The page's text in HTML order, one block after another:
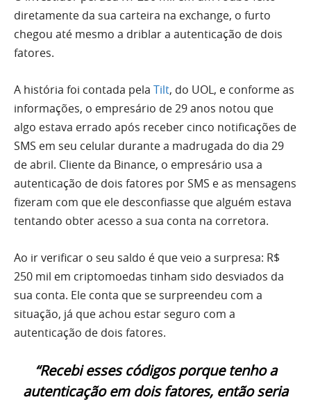
diretamente da sua carteira na exchange, o furto
chegou até mesmo a driblar a autenticação de dois
fatores.
A história foi contada pela Tilt, do UOL, e conforme as
informações, o empresário de 29 anos notou que
algo estava errado após receber cinco notificações de
SMS em seu celular durante a madrugada do dia 29
de abril. Cliente da Binance, o empresário usa a
autenticação de dois fatores por SMS e as mensagens
fizeram com que ele desconfiasse que alguém estava
tentando obter acesso a sua conta na corretora.
Ao ir verificar o seu saldo é que veio a surpresa: R$
250 mil em criptomoedas tinham sido desviados da
sua conta. Ele conta que se surpreendeu com a
situação, já que achou estar seguro com a
autenticação de dois fatores.
“Recebi esses códigos porque tenho a
autenticação em dois fatores, então seria